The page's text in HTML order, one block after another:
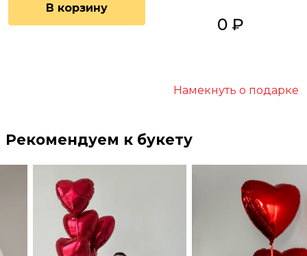
В корзину
0 ₽
Намекнуть о подарке
Рекомендуем к букету